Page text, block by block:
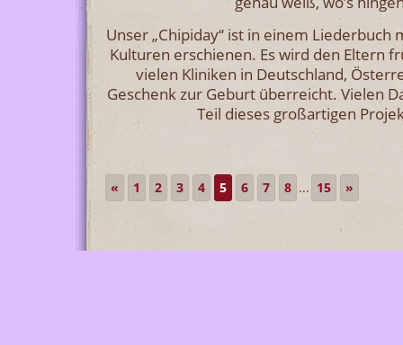
Unser „Chipiday“ ist in einem Liederbuch
Kulturen erschienen. Es wird den Eltern
vielen Kliniken in Deutschland,
Geschenk zur Geburt überreicht. Vielen
Teil dieses großartigen
« 1 2 3 4 5 6 7 8 ... 15 »